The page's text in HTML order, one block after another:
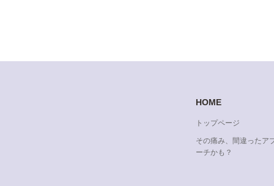
HOME
トップページ
その痛み、間違ったア
ーチかも？